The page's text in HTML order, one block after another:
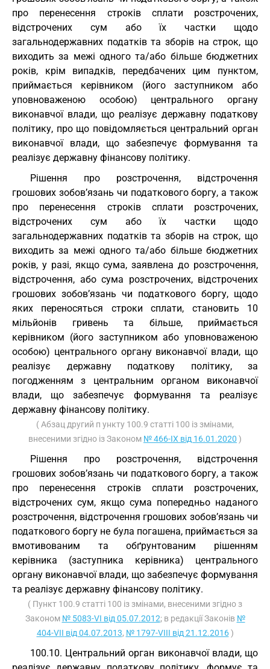
про перенесення строків сплати розстрочених,
відстрочених сум або їх частки щодо
загальнодержавних податків та зборів на строк, що
виходить за межі одного та/або більше бюджетних
років, крім випадків, передбачених цим пунктом,
приймається керівником (його заступником або
уповноваженою особою) центрального органу
виконавчої влади, що реалізує державну податкову
політику, про що повідомляється центральний орган
виконавчої влади, що забезпечує формування та
реалізує державну фінансову політику.
Рішення про розстрочення, відстрочення
грошових зобов’язань чи податкового боргу, а також
про перенесення строків сплати розстрочених,
відстрочених сум або їх частки щодо
загальнодержавних податків та зборів на строк, що
виходить за межі одного та/або більше бюджетних
років, у разі, якщо сума, заявлена до розстрочення,
відстрочення, або сума розстрочених, відстрочених
грошових зобов’язань чи податкового боргу, щодо
яких переносяться строки сплати, становить 10
мільйонів гривень та більше, приймається
керівником (його заступником або уповноваженою
особою) центрального органу виконавчої влади, що
реалізує державну податкову політику, за
погодженням з центральним органом виконавчої
влади, що забезпечує формування та реалізує
державну фінансову політику.
( Абзац другий п ункту 100.9 статті 100 із змінами,
внесеними згідно із Законом № 466-IX від 16.01.2020 )
Рішення про розстрочення, відстрочення
грошових зобов’язань чи податкового боргу, а також
про перенесення строків сплати розстрочених,
відстрочених сум, якщо сума попередньо наданого
розстрочення, відстрочення грошових зобов’язань чи
податкового боргу не була погашена, приймається за
вмотивованим та обґрунтованим рішенням
керівника (заступника керівника) центрального
органу виконавчої влади, що забезпечує формування
та реалізує державну фінансову політику.
( Пункт 100.9 статті 100 із змінами, внесеними згідно з
Законом № 5083-VI від 05.07.2012; в редакції Законів №
404-VII від 04.07.2013, № 1797-VIII від 21.12.2016)
100.10. Центральний орган виконавчої влади, що